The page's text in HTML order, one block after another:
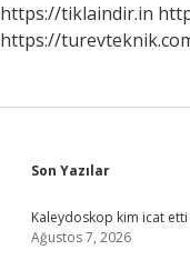
https://tiklaindir.in
https://
Sidebar
Son Yazılar
Kaleydoskop kim icat etti
Ağustos 7, 2026